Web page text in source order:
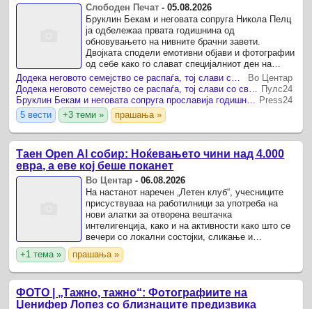
Слободен Печат -05.08.2026
Бруклин Бекам и неговата сопруга Никола Пелц
ја одбележаа првата годишнина од
обновувањето на нивните брачни завети.
Двојката сподели емотивни објави и фотографии
од себе како го слават специјалниот ден на
Инстаграм, пренесува „Пипл“ . – Среќна
годишнина Никола.
Додека неговото семејство се распаѓа, тој слави со својата сакана: Ова е новиот скандал на младиот Бекам
Во Центар
Додека неговото семејство се распаѓа, тој слави со својата сакана: Ова е новиот скандал на младиот Бекам Пулс24
Бруклин Бекам и неговата сопруга прославија годишна од брачните заве Press24
5 вести
+3 теми » прашања »
Таен Open Al собир: Ноќевањето чини над 4.000
евра, а еве кој беше поканет
Во Центар -06.08.2026
На настанот наречен „Летен клуб“, учесниците
присуствуваа на работилници за употреба на
нови алатки за отворена вештачка
интелигенција, како и на активности како што се
вечери со локални состојки, сликање и
пчеларство, објавува TechCrunch.
+1 тема » прашања »
ФОТО | „Тажно, тажно“: Фотографиите на
Џенифер Лопез со близнаците предизвика